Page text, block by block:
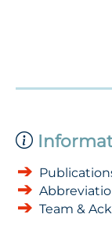
Team &